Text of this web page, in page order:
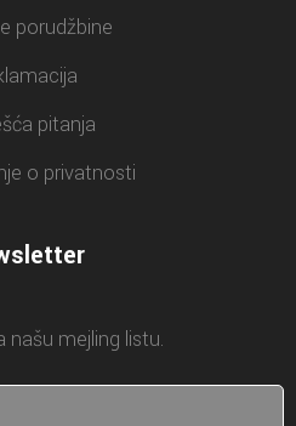
porudžbine
pitanja
o privatnosti
našu mejling listu.